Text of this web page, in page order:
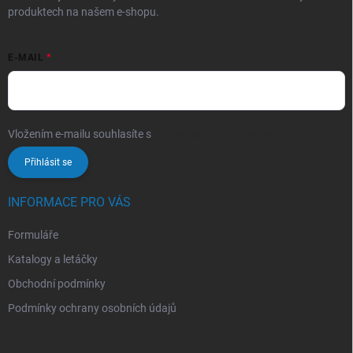
produktech na našem e-shopu.
E-MAIL
Vložením e-mailu souhlasíte s
Přihlásit se
INFORMACE PRO VÁS
Formuláře
Katalogy a letáčky
Obchodní podmínky
Podmínky ochrany osobních údajů